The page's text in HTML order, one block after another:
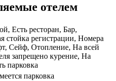
отелем
Есть ресторан, Бар,
стойка регистрации, Номера
Сейф, Отопление, На всей
запрещено курение, На
парковка
парковка